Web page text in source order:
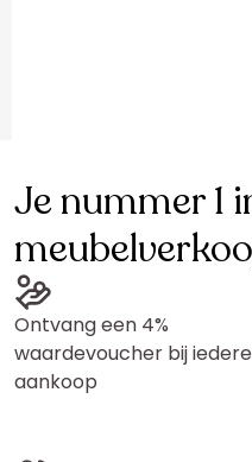
Je nummer 1
Ontvang een 4%
waardevoucher bij iedere
aankoop